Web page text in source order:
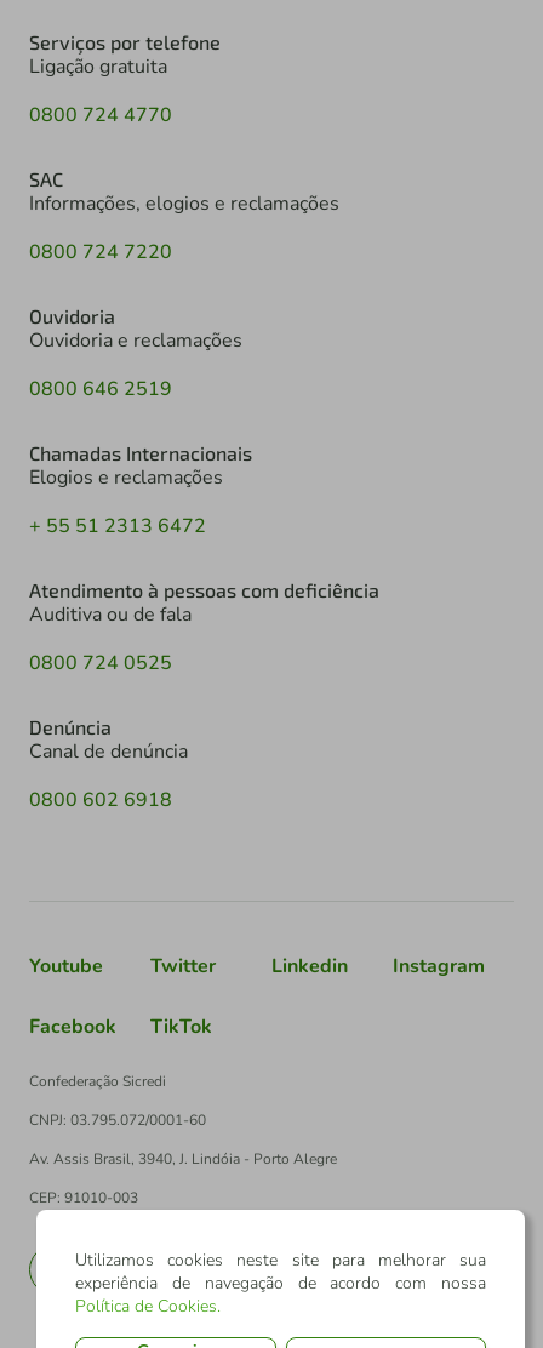
Serviços por telefone
Ligação gratuita
0800 724 4770
SAC
Informações, elogios e reclamações
0800 724 7220
Ouvidoria
Ouvidoria e reclamações
0800 646 2519
Chamadas Internacionais
Elogios e reclamações
+ 55 51 2313 6472
Atendimento à pessoas com deficiência
Auditiva ou de fala
0800 724 0525
Denúncia
Canal de denúncia
0800 602 6918
Youtube Twitter Linkedin Instagram
Facebook TikTok
Confederação Sicredi
CNPJ: 03.795.072/0001-60
Av. Assis Brasil, 3940, J. Lindóia - Porto Alegre
CEP: 91010-003
EN
Utilizamos cookies neste site para melhorar sua
experiência de navegação de acordo com nossa
Política de Cookies.